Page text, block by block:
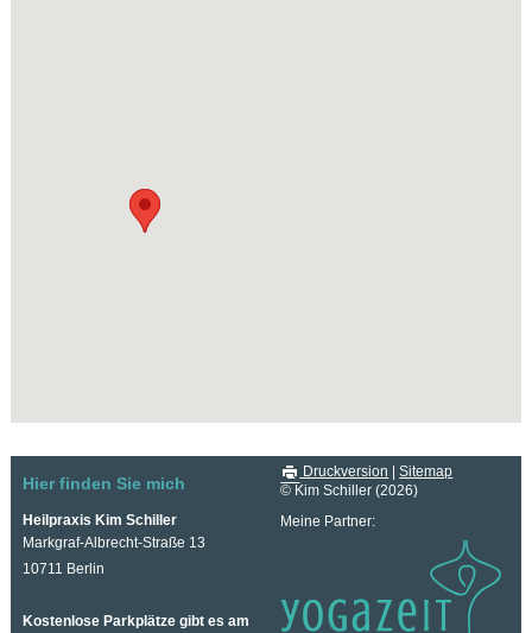
Hier finden Sie mich
Heilpraxis Kim Schiller
Markgraf-Albrecht-Straße 13
10711 Berlin
Kostenlose Parkplätze gibt es am
Druckversion | Sitemap
© Kim Schiller (2026)
Meine Partner: